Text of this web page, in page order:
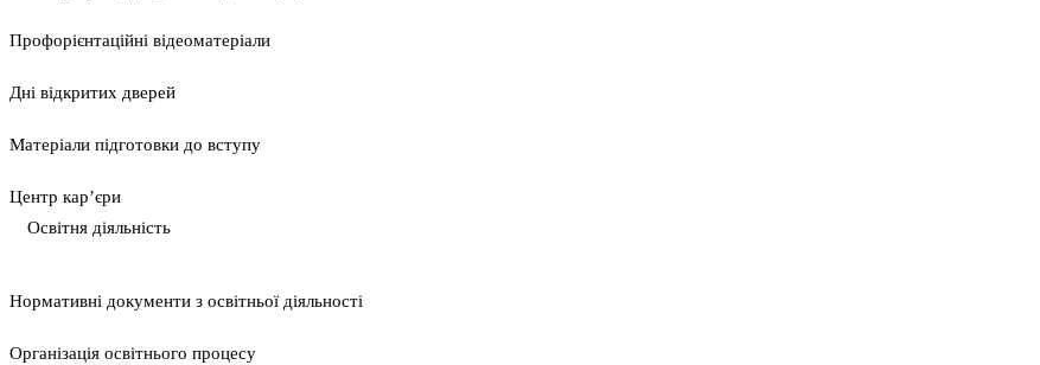
Профорієнтаційні відеоматеріали
Дні відкритих дверей
Матеріали підготовки до вступу
Центр кар’єри
Освітня діяльність
Нормативні документи з освітньої діяльності
Організація освітнього процесу